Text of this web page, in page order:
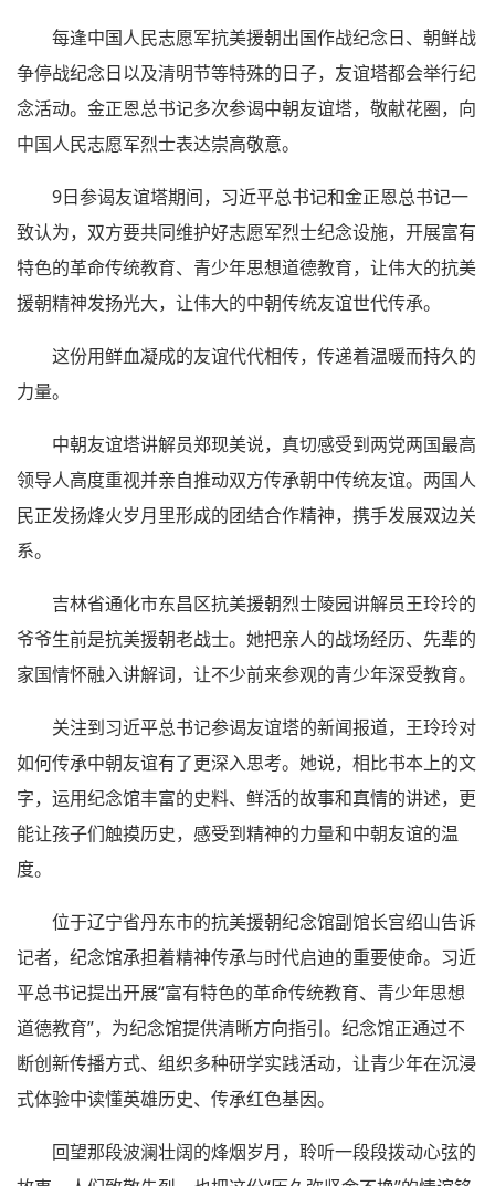
每逢中国人民志愿军抗美援朝出国作战纪念日、朝鲜战
争停战纪念日以及清明节等特殊的日子，友谊塔都会举行纪
念活动。金正恩总书记多次参谒中朝友谊塔，敬献花圈，向
中国人民志愿军烈士表达崇高敬意。
9日参谒友谊塔期间，习近平总书记和金正恩总书记一
致认为，双方要共同维护好志愿军烈士纪念设施，开展富有
特色的革命传统教育、青少年思想道德教育，让伟大的抗美
援朝精神发扬光大，让伟大的中朝传统友谊世代传承。
这份用鲜血凝成的友谊代代相传，传递着温暖而持久的
力量。
中朝友谊塔讲解员郑现美说，真切感受到两党两国最高
领导人高度重视并亲自推动双方传承朝中传统友谊。两国人
民正发扬烽火岁月里形成的团结合作精神，携手发展双边关
系。
吉林省通化市东昌区抗美援朝烈士陵园讲解员王玲玲的
爷爷生前是抗美援朝老战士。她把亲人的战场经历、先辈的
家国情怀融入讲解词，让不少前来参观的青少年深受教育。
关注到习近平总书记参谒友谊塔的新闻报道，王玲玲对
如何传承中朝友谊有了更深入思考。她说，相比书本上的文
字，运用纪念馆丰富的史料、鲜活的故事和真情的讲述，更
能让孩子们触摸历史，感受到精神的力量和中朝友谊的温
度。
位于辽宁省丹东市的抗美援朝纪念馆副馆长宫绍山告诉
记者，纪念馆承担着精神传承与时代启迪的重要使命。习近
平总书记提出开展“富有特色的革命传统教育、青少年思想
道德教育”，为纪念馆提供清晰方向指引。纪念馆正通过不
断创新传播方式、组织多种研学实践活动，让青少年在沉浸
式体验中读懂英雄历史、传承红色基因。
回望那段波澜壮阔的烽烟岁月，聆听一段段拨动心弦的